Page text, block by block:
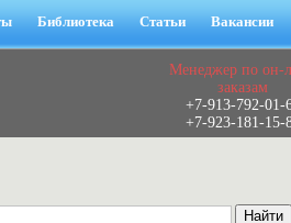
Библиотека Статьи Вакансии
Менеджер по он-
заказам
+7-913-792-01-
+7-923-181-15-